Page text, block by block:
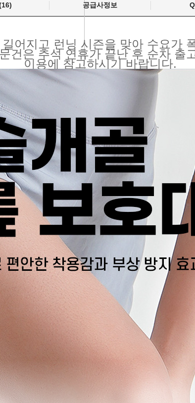
공급사정보
어지고 런닝 시즌을 맞아 수요가
건은 추석 연휴가 끝난 후 순차 출
이용에 참고하시기 바랍니다.